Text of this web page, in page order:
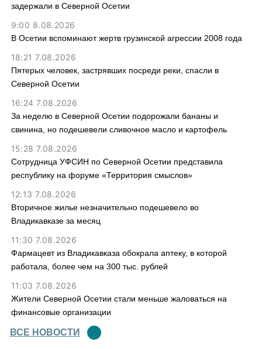
задержали в Северной Осетии
9:00 8.08.2026
В Осетии вспоминают жертв грузинской агрессии 2008 года
18:21 7.08.2026
Пятерых человек, застрявших посреди реки, спасли в
Северной Осетии
16:24 7.08.2026
За неделю в Северной Осетии подорожали бананы и
свинина, но подешевели сливочное масло и картофель
15:28 7.08.2026
Сотрудница УФСИН по Северной Осетии представила
республику на форуме «Территория смыслов»
12:13 7.08.2026
Вторичное жилье незначительно подешевело во
Владикавказе за месяц
11:30 7.08.2026
Фармацевт из Владикавказа обокрала аптеку, в которой
работала, более чем на 300 тыс. рублей
11:03 7.08.2026
Жители Северной Осетии стали меньше жаловаться на
финансовые организации
ВСЕ НОВОСТИ